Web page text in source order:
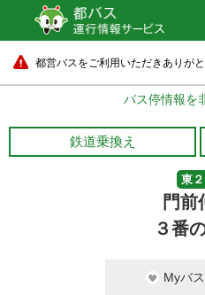
都営バスをご利用いただきありがと
バス停情報を
鉄道乗換え
東２
門前
３番
Myバ